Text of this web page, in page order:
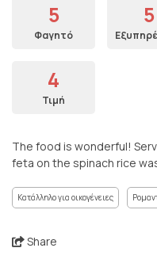
5
Φαγητό
5
4
Τιμή
The food is wonderful!
feta on the spinach rice
Κατάλληλο για οικογένειες
Share